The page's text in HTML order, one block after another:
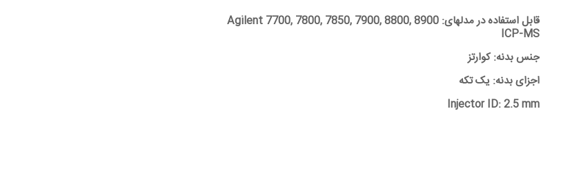
قابل استفاده در مدلهای: Agilent 7700, 7800, 7850, 7900, 8800, 8900
ICP-MS
جنس بدنه: کوارتز
اجزای بدنه: یک تکه
Injector ID: 2.5 mm